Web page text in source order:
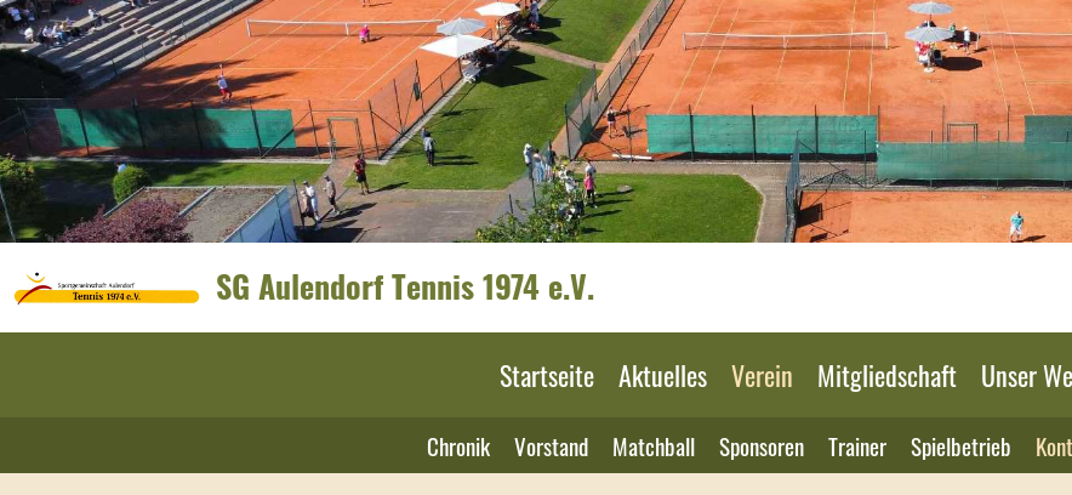
SG Aulendorf Tennis 1974 e.V.
Startseite Aktuelles Verein Mitgliedschaft Unser
Chronik Vorstand Matchball Sponsoren Trainer Spielbetrieb